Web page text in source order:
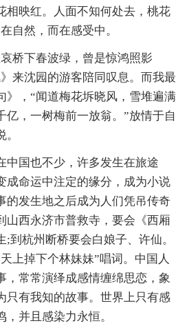
相映红。人面不知何处去，桃花
自然，而在感受中。
下春波绿，曾是惊鸿照影
来沈园的游客陪同叹息。而我最
》，“闻道梅花坼晓风，雪堆遍满
亿，一树梅前一放翁。”放情于自
国也不少，许多发生在旅途
成命运中注定的缘分，成为小说
的发生地之后成为人们凭吊传奇
山西永济市普救寺，要会《西厢
到杭州断桥要会白娘子、许仙。
上掉下个林妹妹”唱词。中国人
，常常演绎成感情缠绵思恋，象
只有我知的故事。世界上只有感
并且感染力永恒。